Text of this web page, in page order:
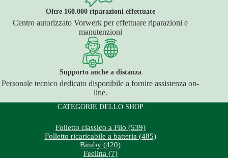
Oltre 160.000 riparazioni effettuate
Centro autorizzato Vorwerk per effettuare riparazioni e
manutenzioni
Supporto anche a distanza
Personale tecnico dedicato disponibile a fornire assistenza on-
line.
CATEGORIE DELLO SHOP
Folletto classico a Filo (539)
Folletto ricaricabile a batteria (485)
Bimby (420)
Feelina (7)